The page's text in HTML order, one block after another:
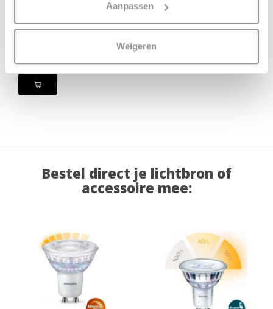
Aanpassen
Weigeren
Plafondlamp Gips
Toulouse Wit
44,95
Bestel direct je lichtbron of
accessoire mee: